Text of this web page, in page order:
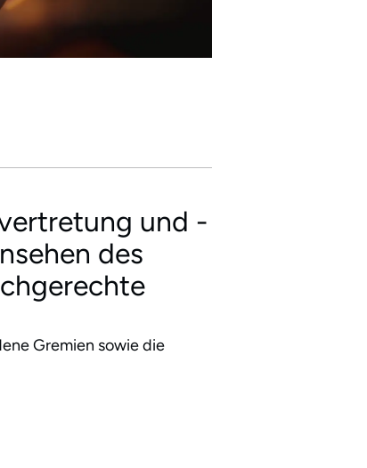
und -
des
Gremien sowie die